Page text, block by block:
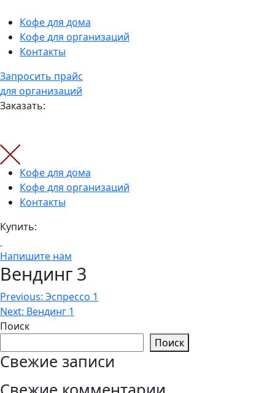
Кофе для дома
Кофе для организаций
Контакты
Запросить прайс
для организаций
Заказать:
Кофе для дома
Кофе для организаций
Контакты
Купить:
Напишите нам
Вендинг 3
Навигация
по
записям
Previous: Эспрессо 1
Next: Вендинг 1
Поиск
Поиск
Свежие записи